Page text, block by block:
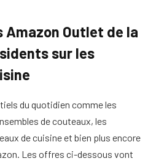
Outlet de la
sur les
du quotidien comme les
de couteaux, les
de cuisine et bien plus encore
Les offres ci-dessous vont